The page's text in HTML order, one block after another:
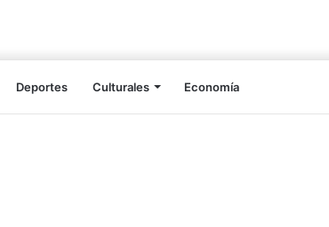
Deportes Culturales Economía